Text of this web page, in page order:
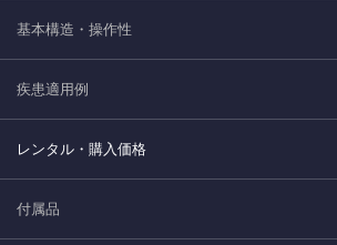
基本構造・操作性
疾患適用例
レンタル・購入価格
付属品